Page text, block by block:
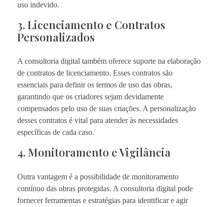
uso indevido.
3. Licenciamento e Contratos
Personalizados
A consultoria digital também oferece suporte na elaboração
de contratos de licenciamento. Esses contratos são
essenciais para definir os termos de uso das obras,
garantindo que os criadores sejam devidamente
compensados pelo uso de suas criações. A personalização
desses contratos é vital para atender às necessidades
específicas de cada caso.
4. Monitoramento e Vigilância
Outra vantagem é a possibilidade de monitoramento
contínuo das obras protegidas. A consultoria digital pode
fornecer ferramentas e estratégias para identificar e agir